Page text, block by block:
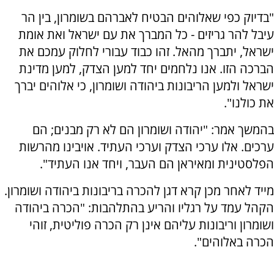
​"בדיוק כפי שאלוהים הבטיח לאברהם בשומרון, בין הר
עיבל להר גריזים - כל המברך את עם ישראל ואת אומת
ישראל, יתברך מהאל. זהו כבוד עבורי לחלוק עמכם את
הברכה הזו. אנו נלחמים יחד למען הצדק, למען מדינת
ישראל ולמען הריבונות ביהודה ושומרון, כי אלוהים יברך
את כולנו".
בהמשך אמר: "יהודה ושומרון הם לא רק מבנים; הם
ערכים. אלו ערכי הצדק וערכי העתיד. אויבינו מהרשות
הפלסטינית ומאיראן הם העבר, ויחד אנו העתיד".
מייד לאחר מכן קרא דגן להכרה בריבונות ביהודה ושומרון.
הקהל עמד על רגליו והריע בהתלהבות: "הכרה ביהודה
ושומרון וריבונות עליהם אינן רק הכרה פוליטית, זוהי
הכרה באלוהים".